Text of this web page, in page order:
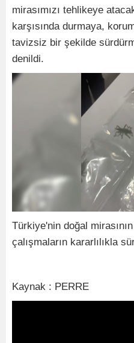
mirasımızı tehlikeye
karşısında durmaya,
tavizsiz bir şekilde
denildi.
Türkiye'nin doğal
çalışmaların kararlılıkla
Kaynak : PERRE